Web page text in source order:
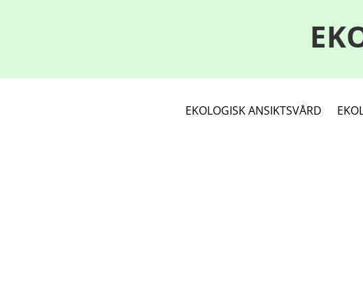
EKOLOGISK ANSIKTSVÅRD